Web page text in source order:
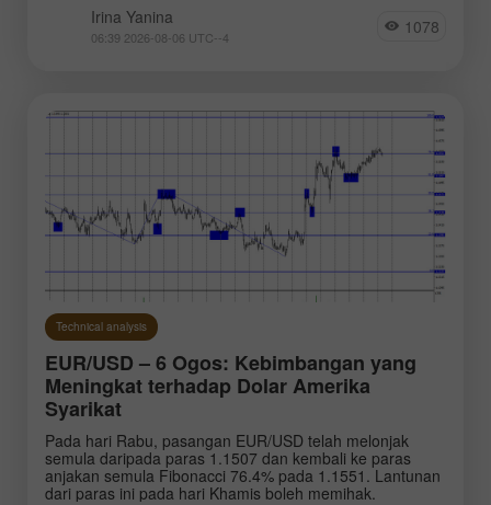
Irina Yanina
06:39 2026-08-06 UTC--4 1078
Technical analysis
EUR/USD – 6 Ogos: Kebimbangan yang
Meningkat terhadap Dolar Amerika
Syarikat
Pada hari Rabu, pasangan EUR/USD telah melonjak
semula daripada paras 1.1507 dan kembali ke paras
anjakan semula Fibonacci 76.4% pada 1.1551. Lantunan
dari paras ini pada hari Khamis boleh memihak.